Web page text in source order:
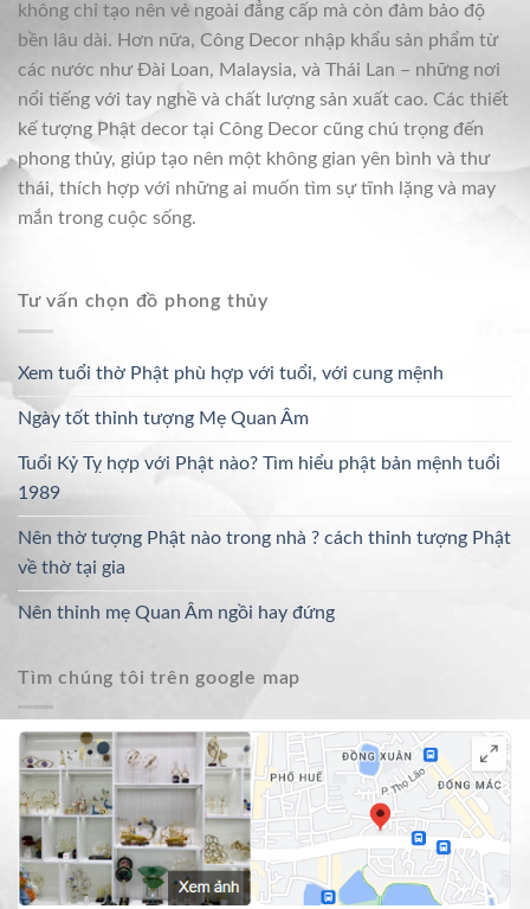
không chỉ tạo nên vẻ ngoài đẳng cấp mà còn đảm bảo độ
bền lâu dài. Hơn nữa, Công Decor nhập khẩu sản phẩm từ
các nước như Đài Loan, Malaysia, và Thái Lan – những nơi
nổi tiếng với tay nghề và chất lượng sản xuất cao. Các thiết
kế tượng Phật decor tại Công Decor cũng chú trọng đến
phong thủy, giúp tạo nên một không gian yên bình và thư
thái, thích hợp với những ai muốn tìm sự tĩnh lặng và may
mắn trong cuộc sống.
Tư vấn chọn đồ phong thủy
Xem tuổi thờ Phật phù hợp với tuổi, với cung mệnh
Ngày tốt thỉnh tượng Mẹ Quan Âm
Tuổi Kỷ Tỵ hợp với Phật nào? Tìm hiểu phật bản mệnh tuổi
1989
Nên thờ tượng Phật nào trong nhà ? cách thỉnh tượng Phật
về thờ tại gia
Nên thỉnh mẹ Quan Âm ngồi hay đứng
Tìm chúng tôi trên google map